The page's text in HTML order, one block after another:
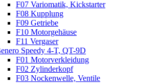
F07 Variomatik, Kickstarter
F08 Kupplung
F09 Getriebe
F10 Motorgehäuse
F11 Vergaser
Speedy 4-T, QT-9D
F01 Motorverkleidung
F02 Zylinderkopf
F03 Nockenwelle, Ventile